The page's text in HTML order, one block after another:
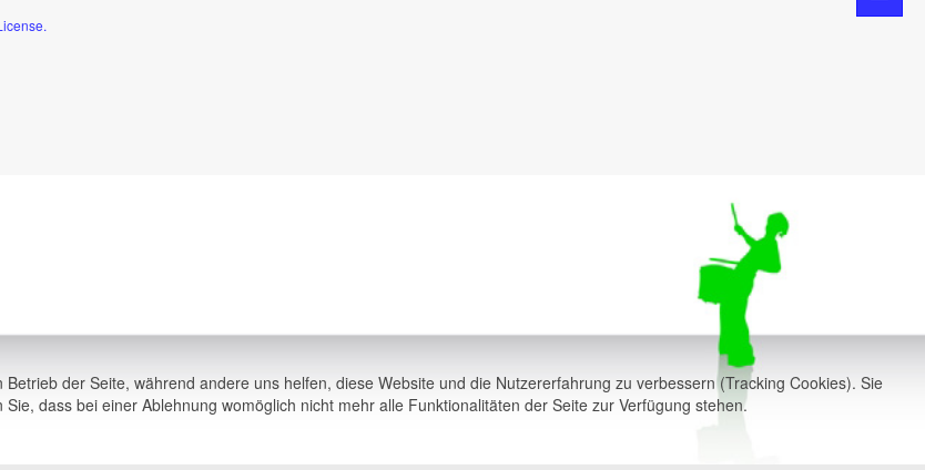
der Seite, während andere uns helfen, diese Website und die Nutzererfahrung zu verbessern (Tracking Cookies). Sie
dass bei einer Ablehnung womöglich nicht mehr alle Funktionalitäten der Seite zur Verfügung stehen.